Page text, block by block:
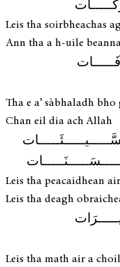
Leis tha soirbheachas
Ann tha a h-uile
Tha e a’ sàbhaladh
Chan eil dia ach Allah
Leis tha peacaidhean
Leis tha deagh
Leis tha math air a